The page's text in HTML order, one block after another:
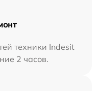
техники Indesit
2 часов.